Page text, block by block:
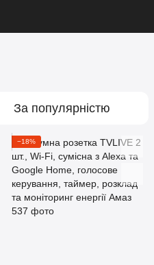
За популярністю
−18%